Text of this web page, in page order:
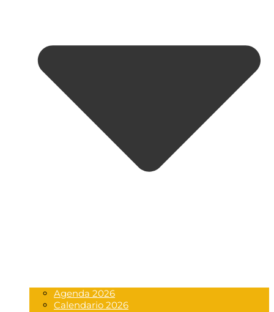
Agenda 2026
Calendario 2026